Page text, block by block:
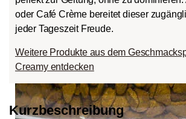
oder Café Crème bereitet dieser
jeder Tageszeit Freude.
Weitere Produkte aus dem
Creamy entdecken
Kurzbeschreibung